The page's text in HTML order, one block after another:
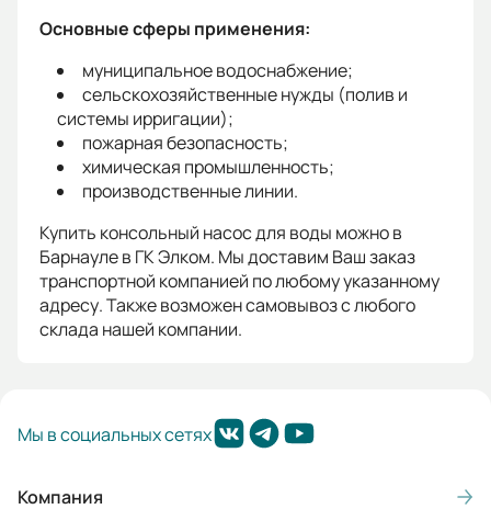
Основные сферы применения:
муниципальное водоснабжение;
сельскохозяйственные нужды (полив и
системы ирригации);
пожарная безопасность;
химическая промышленность;
производственные линии.
Купить консольный насос для воды можно в
Барнауле в ГК Элком. Мы доставим Ваш заказ
транспортной компанией по любому указанному
адресу. Также возможен самовывоз с любого
склада нашей компании.
Мы в социальных сетях
Компания